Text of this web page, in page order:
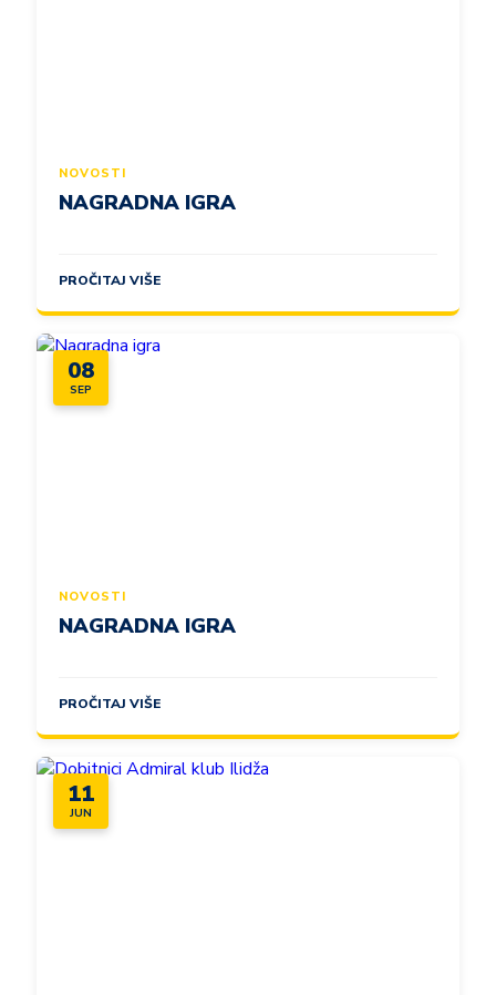
NOVOSTI
NAGRADNA IGRA
PROČITAJ VIŠE
08
SEP
NOVOSTI
NAGRADNA IGRA
PROČITAJ VIŠE
11
JUN